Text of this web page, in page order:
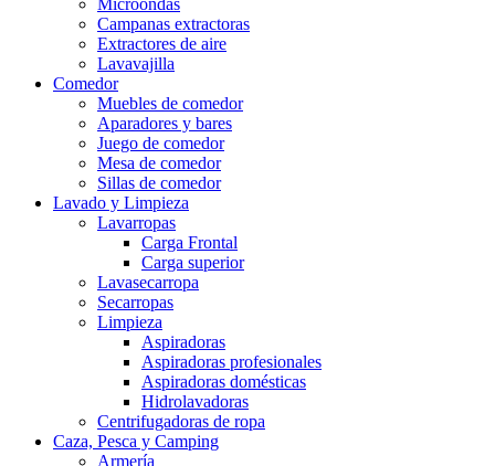
Microondas
Campanas extractoras
Extractores de aire
Lavavajilla
Comedor
Muebles de comedor
Aparadores y bares
Juego de comedor
Mesa de comedor
Sillas de comedor
Lavado y Limpieza
Lavarropas
Carga Frontal
Carga superior
Lavasecarropa
Secarropas
Limpieza
Aspiradoras
Aspiradoras profesionales
Aspiradoras domésticas
Hidrolavadoras
Centrifugadoras de ropa
Caza, Pesca y Camping
Armería